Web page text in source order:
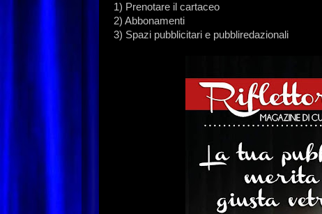
1) Prenotare il cartaceo
2) Abbonamenti
3) Spazi pubblicitari e pubbliredazionali